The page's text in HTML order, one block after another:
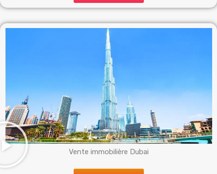
Vente immobilière Dubai